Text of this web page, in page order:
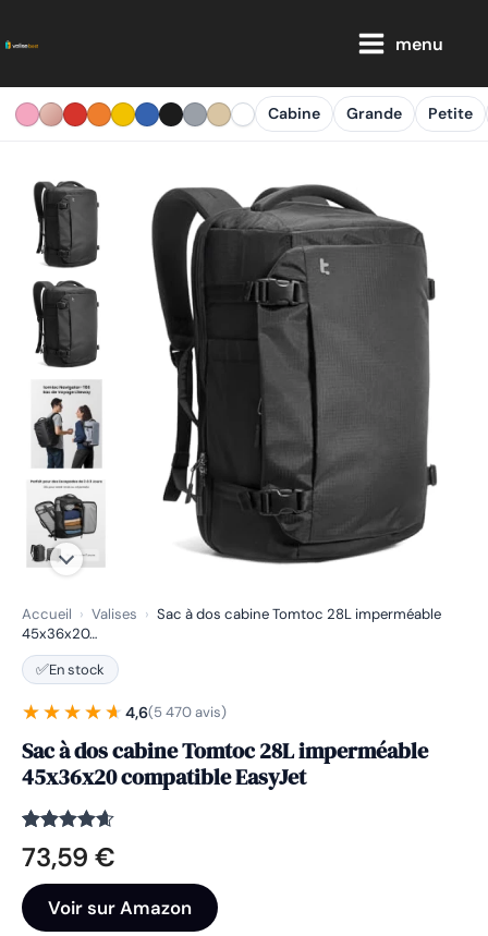
au
menu
Cabine Grande Petite
Accueil › Valises › Sac à dos cabine Tomtoc 28L imperméable
45x36x20…
✅En stock
★★★★★
★★★★★ 4,6(5 470 avis)
Sac à dos cabine Tomtoc 28L imperméable
45x36x20 compatible EasyJet
Noté 4.6
sur 5
5470
notations
client
73,59 €
Voir sur Amazon